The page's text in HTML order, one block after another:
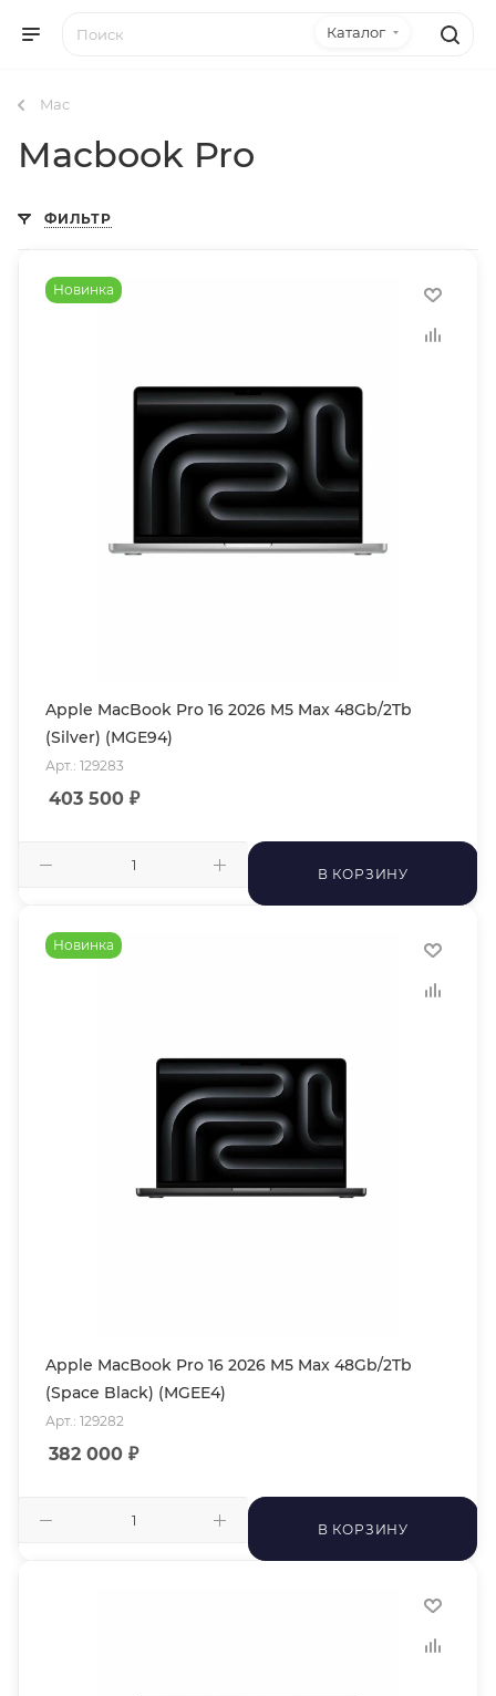
Каталог
Mac
Macbook Pro
ФИЛЬТР
Новинка
Apple MacBook Pro 16 2026 M5 Max 48Gb/2Tb
(Silver) (MGE94)
Арт.: 129283
403 500 ₽
В КОРЗИНУ
Новинка
Apple MacBook Pro 16 2026 M5 Max 48Gb/2Tb
(Space Black) (MGEE4)
Арт.: 129282
382 000 ₽
В КОРЗИНУ